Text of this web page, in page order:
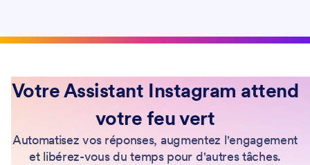
Votre Assistant Instagram attend
votre feu vert
Automatisez vos réponses, augmentez l'engagement
et libérez-vous du temps pour d'autres tâches.